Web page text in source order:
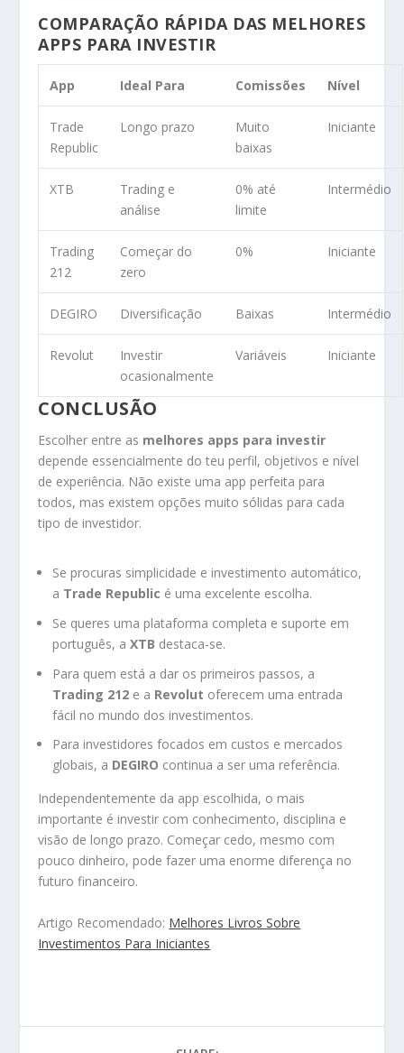
COMPARAÇÃO RÁPIDA DAS MELHORES
APPS PARA INVESTIR
App Ideal Para Comissões Nível
Trade
Republic
Longo prazo
Muito
baixas
Iniciante
XTB
Trading e
análise
0% até
limite
Intermédio
Trading
212
Começar do
zero
0% Iniciante
DEGIRO Diversificação Baixas Intermédio
Revolut
Investir
ocasionalmente
Variáveis Iniciante
CONCLUSÃO
Escolher entre as melhores apps para investir
depende essencialmente do teu perfil, objetivos e nível
de experiência. Não existe uma app perfeita para
todos, mas existem opções muito sólidas para cada
tipo de investidor.
Se procuras simplicidade e investimento automático,
a Trade Republic é uma excelente escolha.
Se queres uma plataforma completa e suporte em
português, aXTB destaca-se.
Para quem está a dar os primeiros passos, a
Trading 212 e a Revolut oferecem uma entrada
fácil no mundo dos investimentos.
Para investidores focados em custos e mercados
globais, a DEGIRO continua a ser uma referência.
Independentemente da app escolhida, o mais
importante é investir com conhecimento, disciplina e
visão de longo prazo. Começar cedo, mesmo com
pouco dinheiro, pode fazer uma enorme diferença no
futuro financeiro.
Artigo Recomendado: Melhores Livros Sobre
Investimentos Para Iniciantes